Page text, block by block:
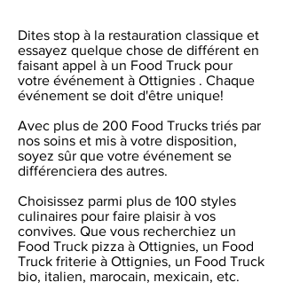
Dites stop à la restauration classique et
essayez quelque chose de différent en
faisant appel à un Food Truck pour
votre événement à Ottignies . Chaque
événement se doit d'être unique!
Avec plus de 200 Food Trucks triés par
nos soins et mis à votre disposition,
soyez sûr que votre événement se
différenciera des autres.
Choisissez parmi plus de 100 styles
culinaires pour faire plaisir à vos
convives. Que vous recherchiez un
Food Truck pizza à Ottignies, un Food
Truck friterie à Ottignies, un Food Truck
bio, italien, marocain, mexicain, etc.